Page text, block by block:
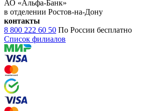
АО «Альфа-Банк»
в отделении Ростов-на-Дону
контакты
8 800 222 60 50 По России бесплатно
Список филиалов